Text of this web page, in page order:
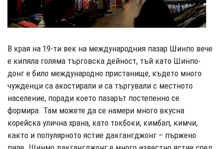
В края на 19-ти век на международния пазар Шинпо вече
е кипяла голяма търговска дейност, тъй като Шинпо-
донг е било международно пристанище, където много
чужденци са акостирали и са търгували с местното
население, поради което пазарът постепенно се
формира. Там можете да се намери много вкусна
корейска улична храна, като токбоки, кимбап, кимчи,
както и популярното ястие дакгангджонг – пържено